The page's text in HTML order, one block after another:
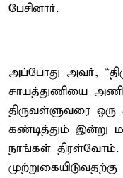
பேசினார்.
அப்போது அவர்,
சாயத்துணியை
திருவள்ளுவரை
கண்டித்தும் இன்று
நாங்கள்